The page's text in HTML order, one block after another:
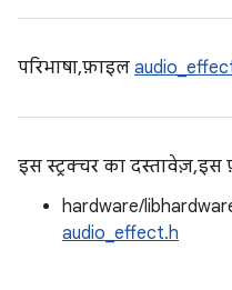
परिभाषा, फ़ाइल
इस स्ट्रक्चर का दस्तावेज़,
hardware/
audio_effect.h